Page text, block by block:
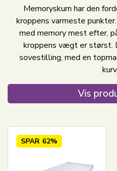
Memoryskum har den
kroppens varmeste
med memory mest efter,
kroppens vægt er størst.
sovestilling, med en
Vis
SPAR 62%